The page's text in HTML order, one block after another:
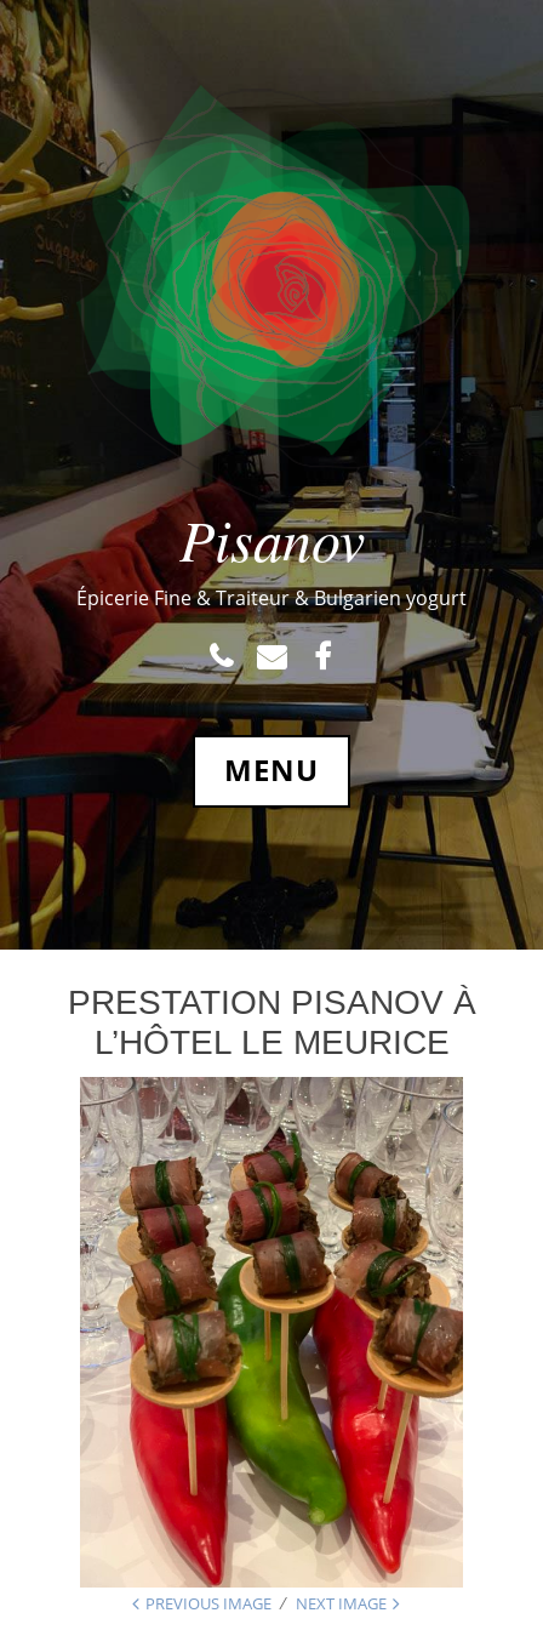
Pisanov
Épicerie Fine & Traiteur & Bulgarien yogurt
TEL MAIL FACEBOOK.COM
MENU
PRESTATION PISANOV À
L’HÔTEL LE MEURICE
PREVIOUS IMAGE NEXT IMAGE